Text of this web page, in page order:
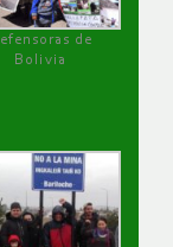
de
Bolivia